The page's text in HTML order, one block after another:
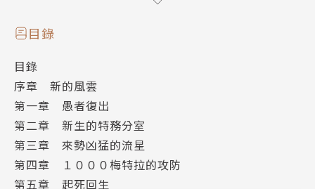
目錄
目錄
序章 新的風雲
第一章 愚者復出
第二章 新生的特務分室
第三章 來勢凶猛的流星
第四章 １０００梅特拉的攻防
第五章 起死回生